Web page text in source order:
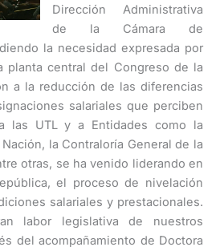
Dirección Administrativa
de la Cámara de
la necesidad expresada por
planta central del Congreso de la
a la reducción de las diferencias
salariales que perciben
las UTL y a Entidades como la
la Contraloría General de la
otras, se ha venido liderando en
el proceso de nivelación
salariales y prestacionales.
labor legislativa de nuestros
del acompañamiento de Doctora